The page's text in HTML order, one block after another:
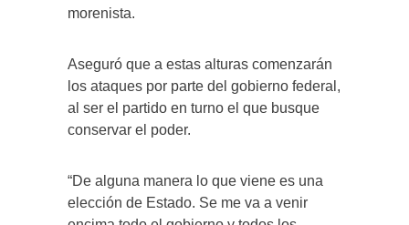
morenista.
Aseguró que a estas alturas comenzarán
los ataques por parte del gobierno federal,
al ser el partido en turno el que busque
conservar el poder.
“De alguna manera lo que viene es una
elección de Estado. Se me va a venir